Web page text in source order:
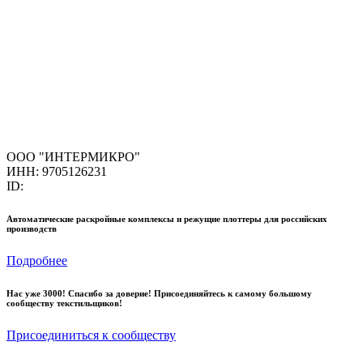
ООО "ИНТЕРМИКРО"
ИНН: 9705126231
ID:
Автоматические раскройные комплексы и режущие плоттеры для российских
производств
Подробнее
Нас уже 3000! Спасибо за доверие! Присоединяйтесь к самому большому
сообществу текстильщиков!
Присоединиться к сообществу